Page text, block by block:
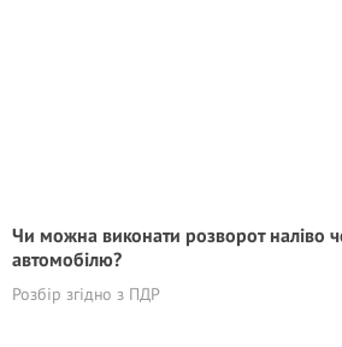
Чи можна виконати розворот наліво
автомобілю?
Розбір згідно з ПДР